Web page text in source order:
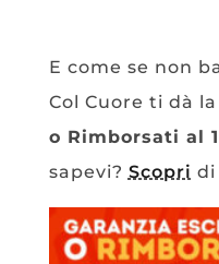
E come se non
Col Cuore ti dà
o Rimborsati al
sapevi? Scopri di